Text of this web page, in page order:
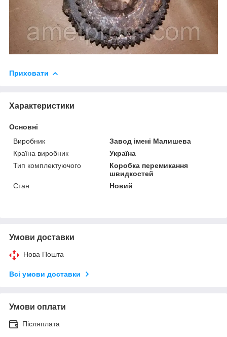
Приховати
Характеристики
Основні
Виробник
Завод імені Малишева
Країна виробник
Україна
Тип комплектуючого
Коробка перемикання
швидкостей
Стан
Новий
Умови доставки
Нова Пошта
Всі умови доставки
Умови оплати
Післяплата